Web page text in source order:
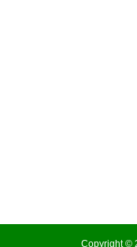
Copyright ©